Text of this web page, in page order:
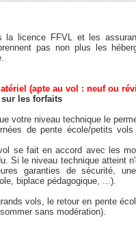
la licence FFVL et les
pas non plus les
(apte au vol : neuf ou
sur les forfaits
votre niveau technique le
de pente école/petits
se fait en accord avec les
Si le niveau technique atteint
garanties de sécurité,
biplace pédagogique, ...).
vols, le retour en pente
sans modération).